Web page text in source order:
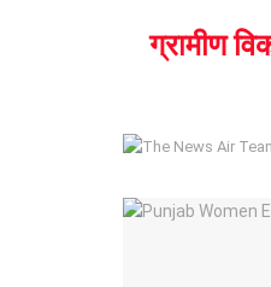
ग्रामीण